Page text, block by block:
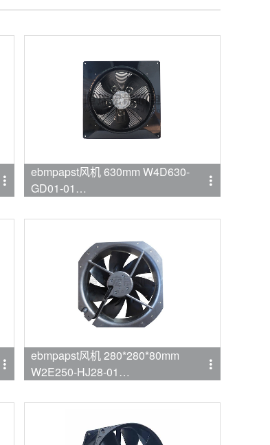
ebmpapst风机 630mm W4D630-
GD01-01
ebmpapst风机 280*280*80mm
W2E250-HJ28-01